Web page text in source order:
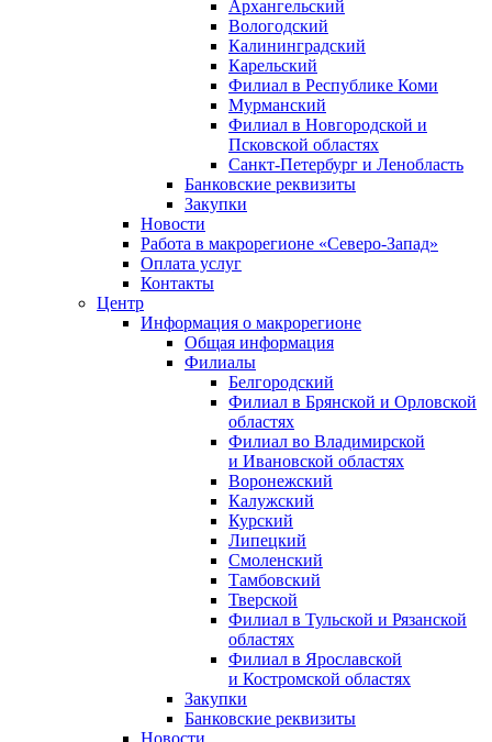
Архангельский
Вологодский
Калининградский
Карельский
Филиал в Республике Коми
Мурманский
Филиал в Новгородской и
Псковской областях
Санкт-Петербург и Ленобласть
Банковские реквизиты
Закупки
Новости
Работа в макрорегионе «Северо-Запад»
Оплата услуг
Контакты
Центр
Информация о макрорегионе
Общая информация
Филиалы
Белгородский
Филиал в Брянской и Орловской
областях
Филиал во Владимирской
и Ивановской областях
Воронежский
Калужский
Курский
Липецкий
Смоленский
Тамбовский
Тверской
Филиал в Тульской и Рязанской
областях
Филиал в Ярославской
и Костромской областях
Закупки
Банковские реквизиты
Новости